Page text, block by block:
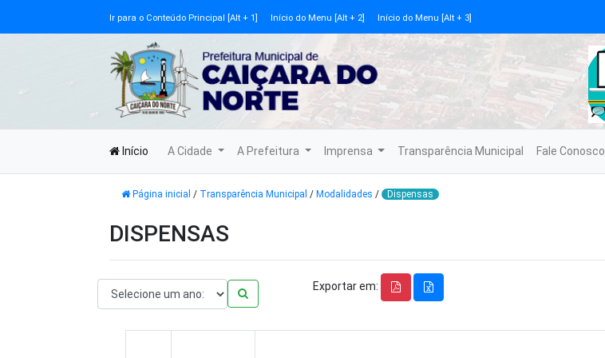
Ir para o Conteúdo Principal [Alt + 1] Início do Menu [Alt + 2] Início do Menu [Alt + 3]
Início A Cidade A Prefeitura Imprensa Transparência Municipal Fale Conosco
Página inicial / Transparência Municipal / Modalidades / Dispensas
DISPENSAS
Exportar em: